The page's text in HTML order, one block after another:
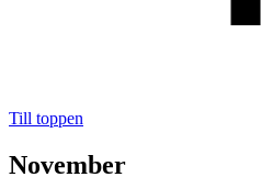
Till toppen
November